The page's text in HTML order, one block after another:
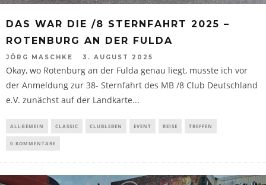
DAS WAR DIE /8 STERNFAHRT 2025 –
ROTENBURG AN DER FULDA
JÖRG MASCHKE 3. AUGUST 2025
Okay, wo Rotenburg an der Fulda genau liegt, musste ich vor
der Anmeldung zur 38- Sternfahrt des MB /8 Club Deutschland
e.V. zunächst auf der Landkarte...
ALLGEMEIN CLASSIC CLUBLEBEN EVENT REISE TREFFEN
0 KOMMENTARE